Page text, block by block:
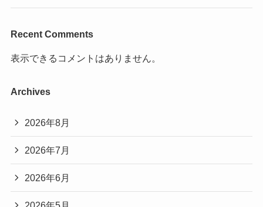
Recent Comments
表示できるコメントはありません。
Archives
2026年8月
2026年7月
2026年6月